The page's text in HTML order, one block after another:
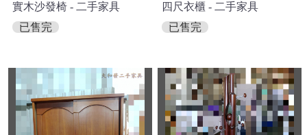
實木沙發椅 - 二手家具
已售完
四尺衣櫃 - 二手家具
已售完